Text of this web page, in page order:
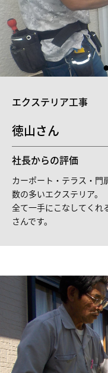
エクステリア工事
徳山さん
社長からの評価
カーポート・テラス・門
数の多いエクステリア。
全て一手にこなしてくれ
さんです。